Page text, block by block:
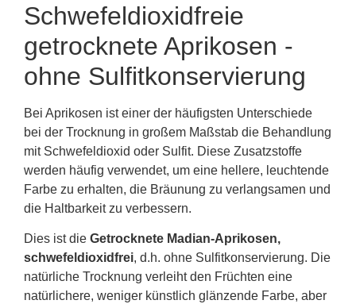
Schwefeldioxidfreie
getrocknete Aprikosen -
ohne Sulfitkonservierung
Bei Aprikosen ist einer der häufigsten Unterschiede
bei der Trocknung in großem Maßstab die Behandlung
mit Schwefeldioxid oder Sulfit. Diese Zusatzstoffe
werden häufig verwendet, um eine hellere, leuchtende
Farbe zu erhalten, die Bräunung zu verlangsamen und
die Haltbarkeit zu verbessern.
Dies ist die Getrocknete Madian-Aprikosen,
schwefeldioxidfrei, d.h. ohne Sulfitkonservierung. Die
natürliche Trocknung verleiht den Früchten eine
natürlichere, weniger künstlich glänzende Farbe, aber